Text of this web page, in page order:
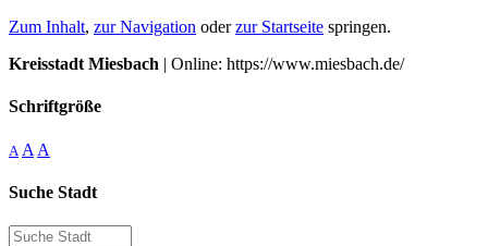
Zum Inhalt, zur Navigation oderzur Startseite springen.
Kreisstadt Miesbach | Online: https://www.miesbach.de/
Schriftgröße
A A A
Suche Stadt